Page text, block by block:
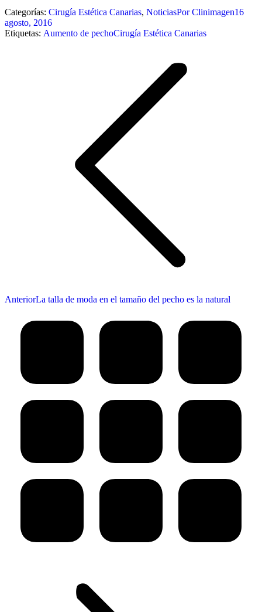
Categorías: Cirugía Estética Canarias, NoticiasPorClinimagen16
agosto, 2016
Etiquetas: Aumento de pechoCirugía Estética Canarias
AnteriorPublicación
La talla de moda en el tamaño del pecho es la natural